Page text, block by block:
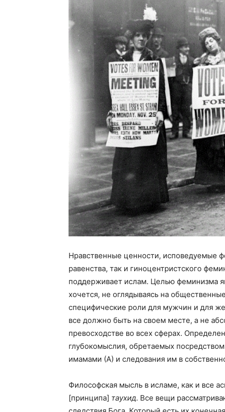
Нравственные ценности, исповедуемые
равенства, так и гиноцентристского
поддерживает ислам. Целью феминизма
хочется, не оглядываясь на
специфические роли для мужчин и для
все должно быть на своем месте, а не
превосходстве во всех сферах.
глубокомыслия, обретаемых
имамами (А) и следования им в
Философская мысль в исламе, как и все
[принципа] таухид. Все вещи